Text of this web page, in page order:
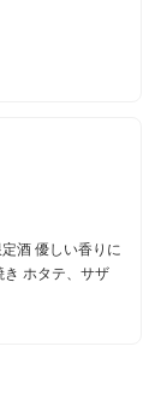
酒 優しい香りに
ホタテ、サザ